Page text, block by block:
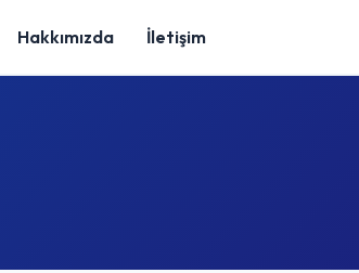
Hakkımızda İletişim